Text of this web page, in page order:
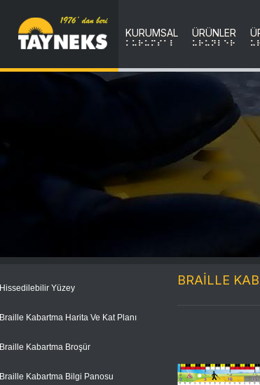
KURUMSAL
KURUMSAL
ÜRÜNLER
uRuNLER
Hissedilebilir Yüzey
Braille Kabartma Harita Ve Kat Planı
Braille Kabartma Broşür
Braille Kabartma Bilgi Panosu
BRAİLLE